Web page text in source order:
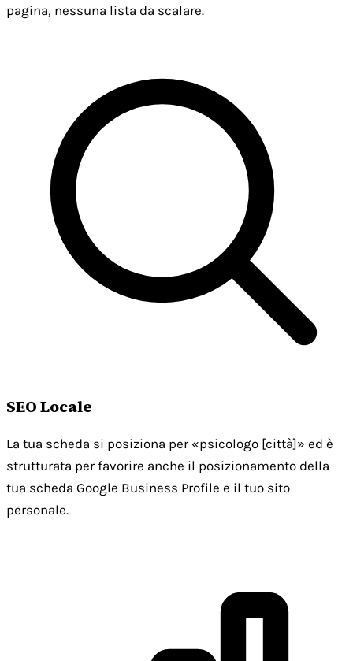
pagina, nessuna lista da scalare.
SEO Locale
La tua scheda si posiziona per «psicologo [città]» ed è
strutturata per favorire anche il posizionamento della
tua scheda Google Business Profile e il tuo sito
personale.